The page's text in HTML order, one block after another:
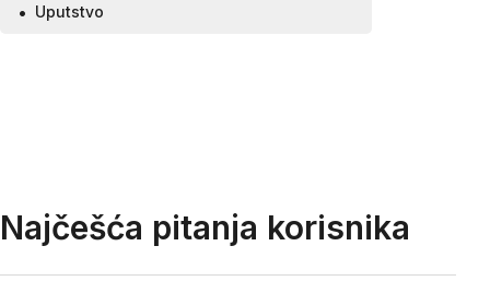
Uputstvo
Najčešća pitanja korisnika